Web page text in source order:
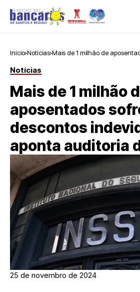
Início Notícias Mais de 1 milhão de
Notícias
Mais de 1 milhão
aposentados
descontos
aponta auditoria
25 de novembro de 2024